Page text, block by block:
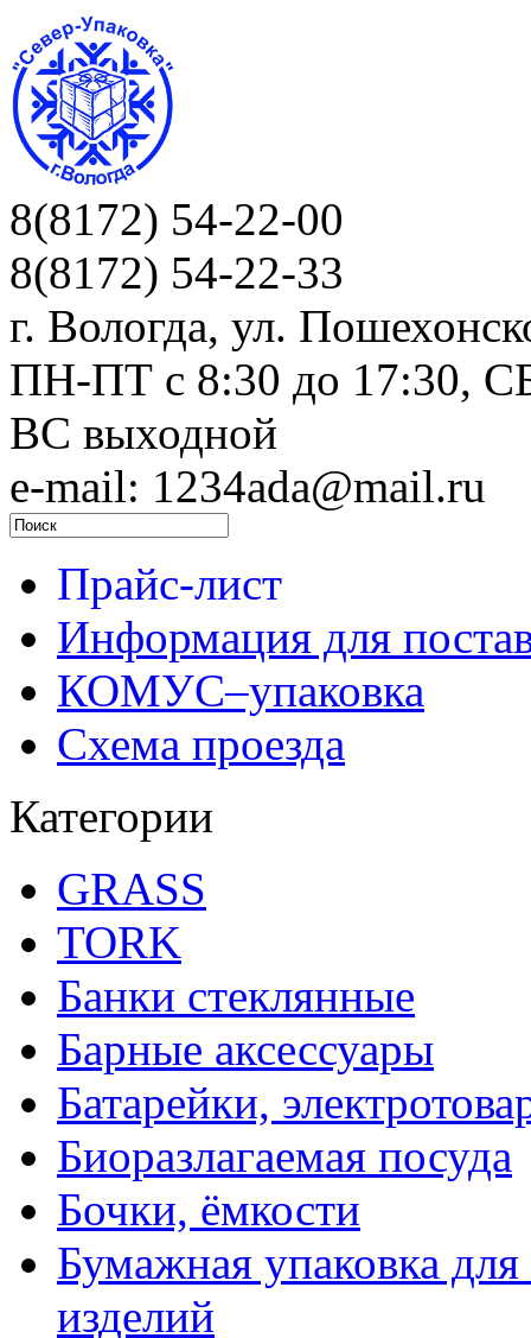
8(8172) 54-22-00
8(8172) 54-22-33
г. Вологда, ул.
ПН-ПТ c 8:30 до 17:30,
ВС выходной
e-mail: 1234ada@mail.ru
Прайс-лист
Информация для
КОМУС–упаковка
Схема проезда
Категории
GRASS
TORK
Банки стеклянные
Барные аксессуары
Батарейки,
Биоразлагаемая посуда
Бочки, ёмкости
Бумажная упаковка
изделий